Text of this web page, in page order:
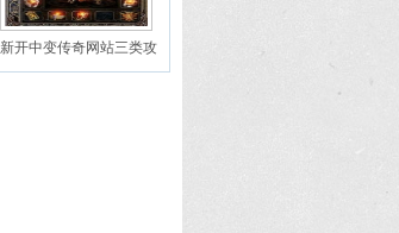
新开中变传奇网站三类攻
7手镯第一类少见第二类